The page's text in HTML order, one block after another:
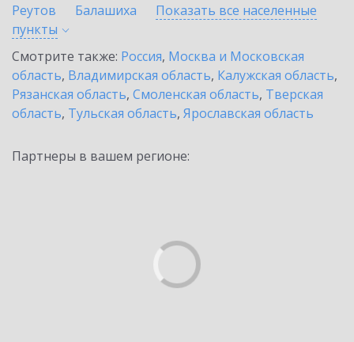
Реутов
Балашиха
Показать все населенные
пункты
Смотрите также: Россия, Москва и Московская
область, Владимирская область, Калужская область,
Рязанская область, Смоленская область, Тверская
область, Тульская область, Ярославская область
Партнеры в вашем регионе: